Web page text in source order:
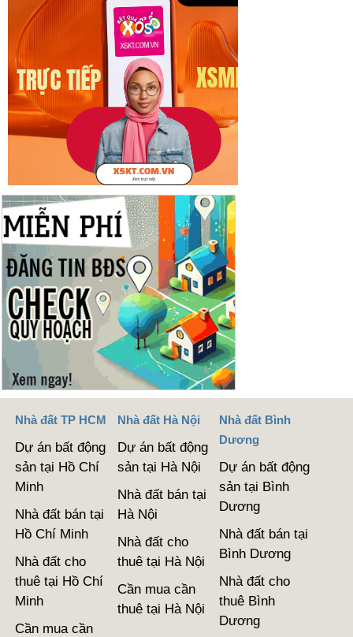
Nhà đất TP HCM
Dự án bất động
sản tại Hồ Chí
Minh
Nhà đất bán tại
Hồ Chí Minh
Nhà đất cho
thuê tại Hồ Chí
Minh
Cần mua cần
Nhà đất Hà Nội
Dự án bất động
sản tại Hà Nội
Nhà đất bán tại
Hà Nội
Nhà đất cho
thuê tại Hà Nội
Cần mua cần
thuê tại Hà Nội
Nhà đất Bình
Dương
Dự án bất động
sản tại Bình
Dương
Nhà đất bán tại
Bình Dương
Nhà đất cho
thuê Bình
Dương